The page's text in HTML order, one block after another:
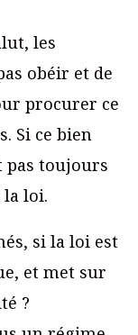
les
obéir et de
procurer ce
Si ce bien
pas toujours
loi.
si la loi est
et met sur
?